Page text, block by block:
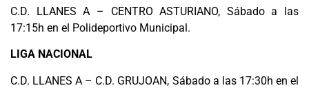
C.D. LLANES A – CENTRO ASTURIANO, Sábado a las
17:15h en el Polideportivo Municipal.
LIGA NACIONAL
C.D. LLANES A – C.D. GRUJOAN, Sábado a las 17:30h en el